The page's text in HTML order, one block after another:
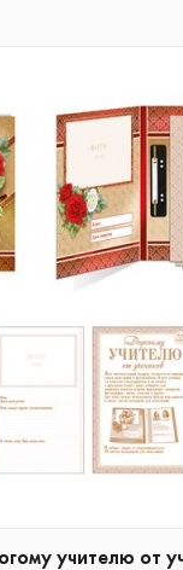
учителю от